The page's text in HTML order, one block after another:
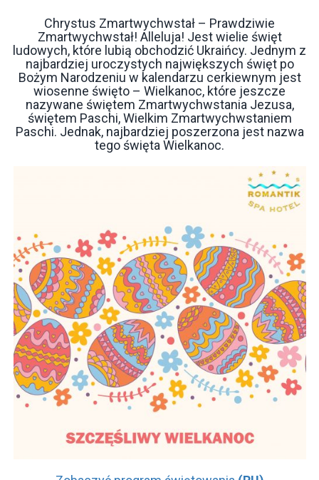
Chrystus Zmartwychwstał – Prawdziwie
Zmartwychwstał! Alleluja! Jest wielie święt
ludowych, które lubią obchodzić Ukraińcy. Jednym z
najbardziej uroczystych największych święt po
Bożym Narodzeniu w kalendarzu cerkiewnym jest
wiosenne święto – Wielkanoc, które jeszcze
nazywane świętem Zmartwychwstania Jezusa,
świętem Paschi, Wielkim Zmartwychwstaniem
Paschi. Jednak, najbardziej poszerzona jest nazwa
tego święta Wielkanoc.